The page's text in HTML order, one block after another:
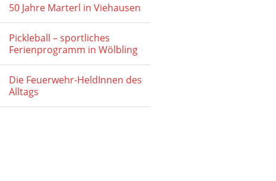
50 Jahre Marterl in Viehausen
Pickleball – sportliches
Ferienprogramm in Wölbling
Die Feuerwehr-HeldInnen des
Alltags